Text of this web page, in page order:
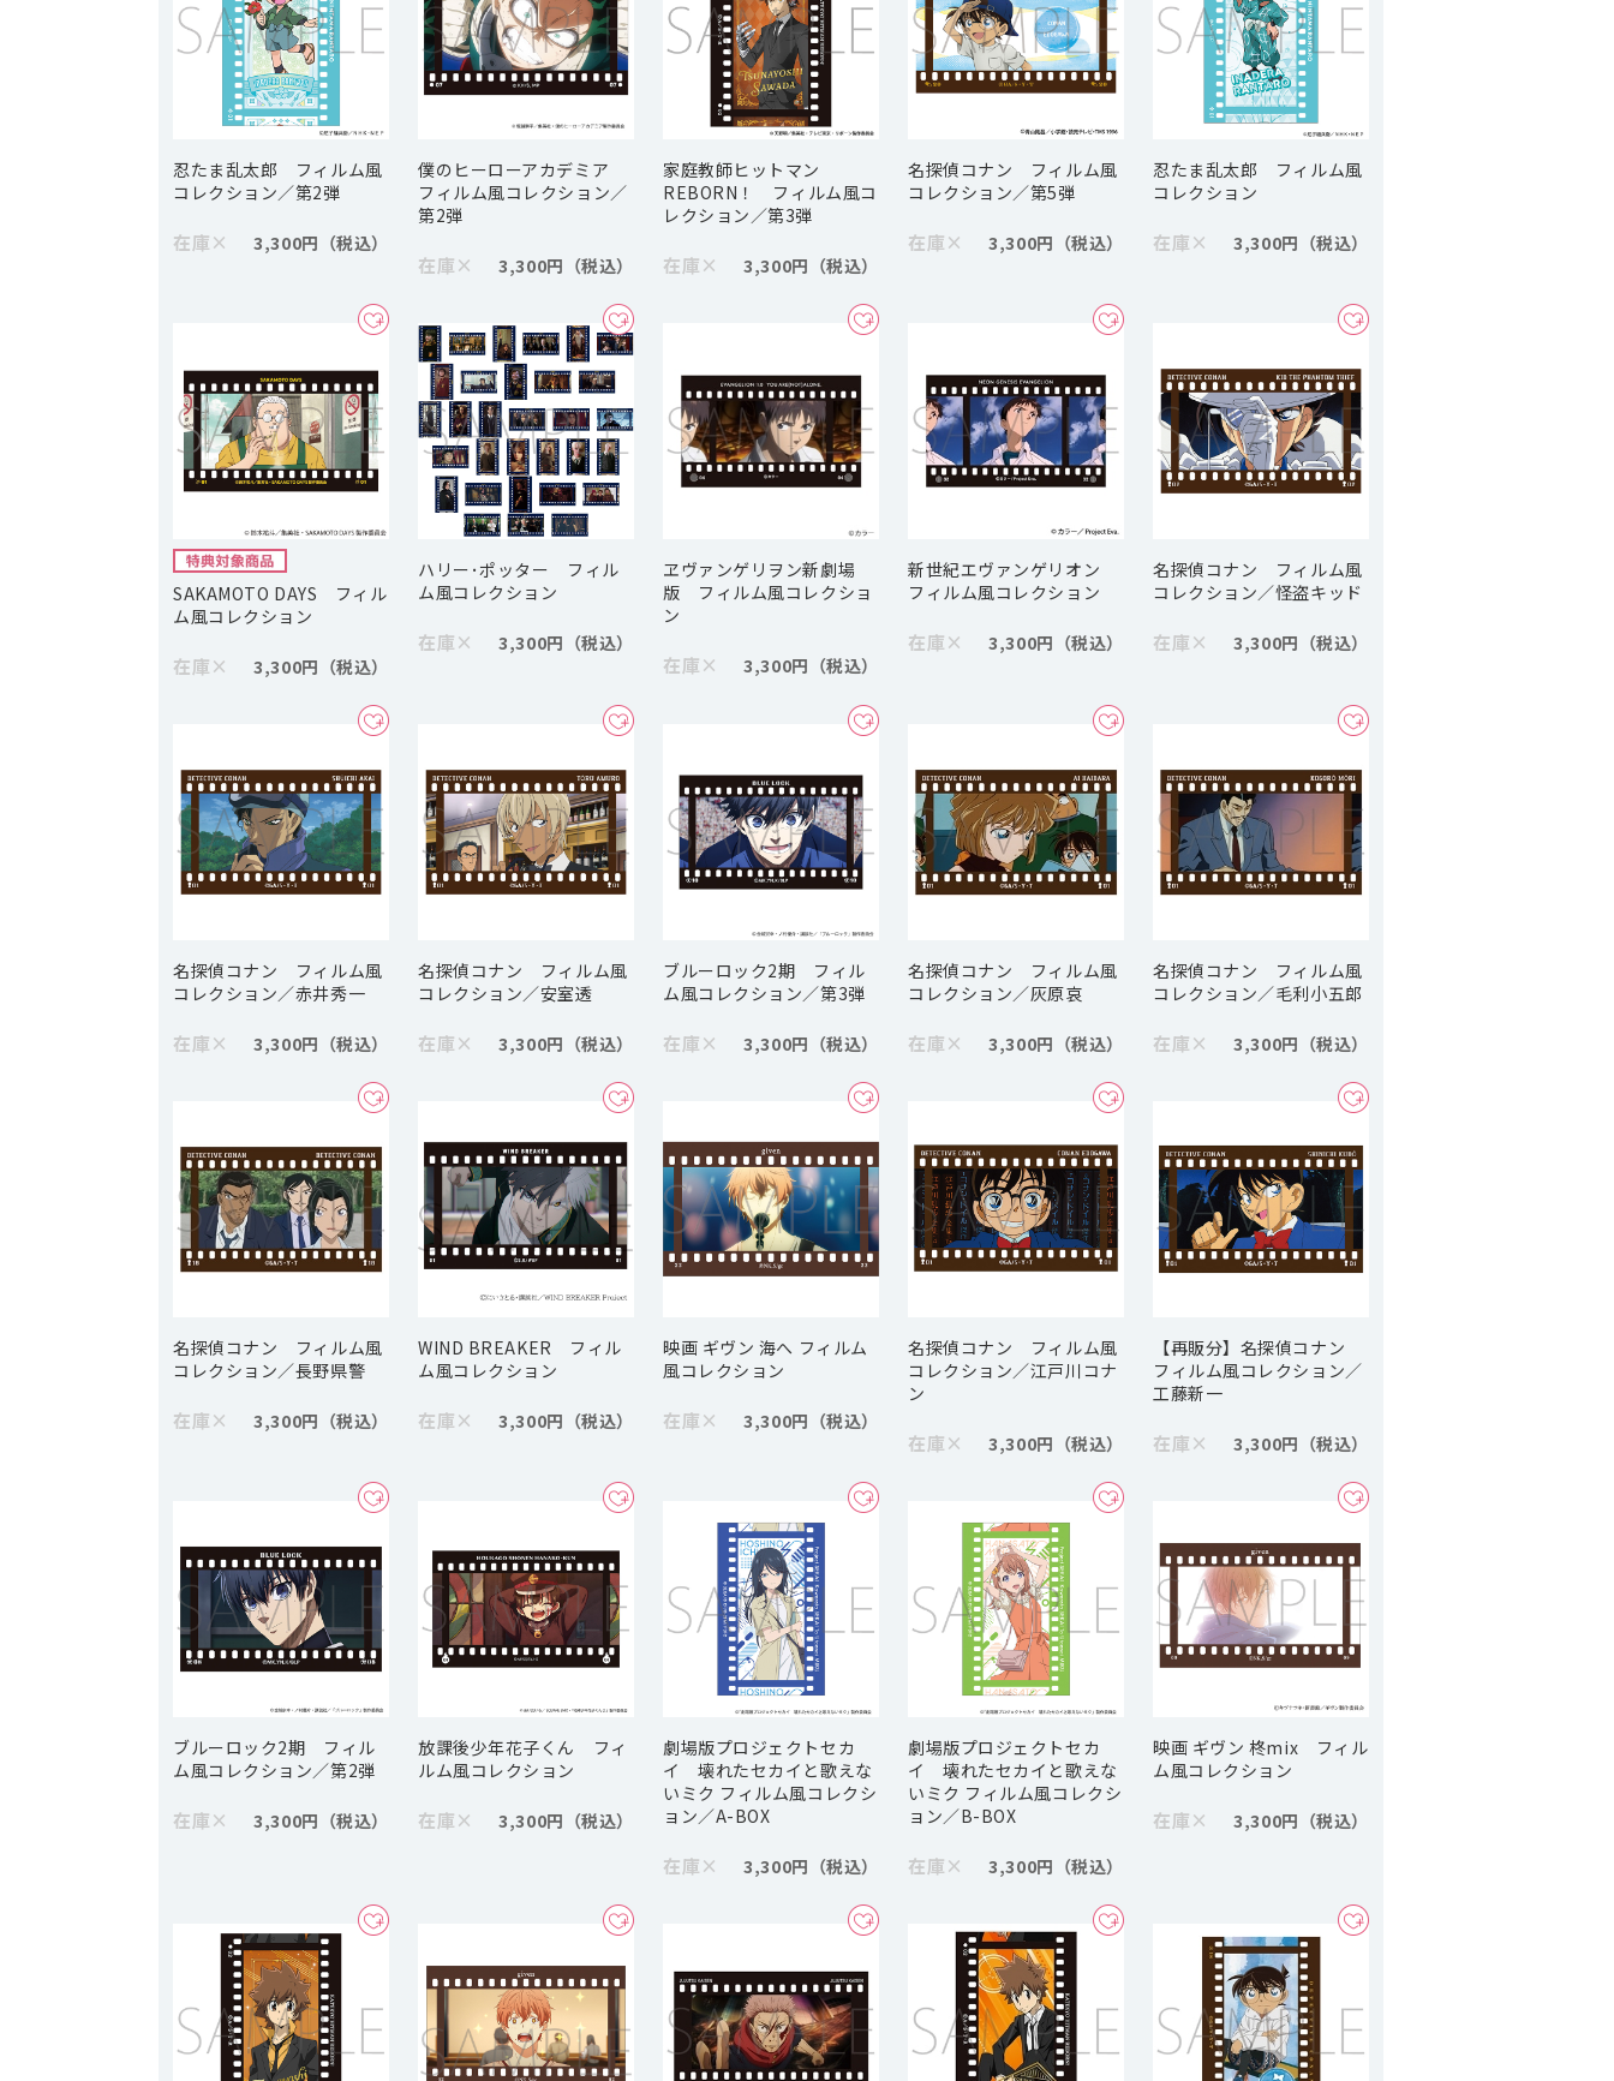
忍たま乱太郎 フィルム風
コレクション／第2弾
在庫× 3,300円
僕のヒーローアカデミア
フィルム風コレクション／
第2弾
在庫× 3,300円
家庭教師ヒットマン
REBORN！ フィルム風コ
レクション／第3弾
在庫× 3,300円
名探偵コナン フィルム風
コレクション／第5弾
在庫× 3,300円
忍たま乱太郎 フィルム風
コレクション
在庫× 3,300円
SAKAMOTO DAYS フィル
ム風コレクション
在庫× 3,300円
ハリー･ポッター フィル
ム風コレクション
在庫× 3,300円
ヱヴァンゲリヲン新劇場
版 フィルム風コレクショ
ン
在庫× 3,300円
新世紀エヴァンゲリオン
フィルム風コレクション
在庫× 3,300円
名探偵コナン フィルム風
コレクション／怪盗キッド
在庫× 3,300円
名探偵コナン フィルム風
コレクション／赤井秀一
在庫× 3,300円
名探偵コナン フィルム風
コレクション／安室透
在庫× 3,300円
ブルーロック2期 フィル
ム風コレクション／第3弾
在庫× 3,300円
名探偵コナン フィルム風
コレクション／灰原哀
在庫× 3,300円
名探偵コナン フィルム風
コレクション／毛利小五郎
在庫× 3,300円
名探偵コナン フィルム風
コレクション／長野県警
在庫× 3,300円
WIND BREAKER フィル
ム風コレクション
在庫× 3,300円
映画 ギヴン 海へ フィルム
風コレクション
在庫× 3,300円
名探偵コナン フィルム風
コレクション／江戸川コナ
ン
在庫× 3,300円
【再販分】名探偵コナン
フィルム風コレクション／
工藤新一
在庫× 3,300円
ブルーロック2期 フィル
ム風コレクション／第2弾
在庫× 3,300円
放課後少年花子くん フィ
ルム風コレクション
在庫× 3,300円
劇場版プロジェクトセカ
イ 壊れたセカイと歌えな
いミク フィルム風コレクシ
ョン／A-BOX
在庫× 3,300円
劇場版プロジェクトセカ
イ 壊れたセカイと歌えな
いミク フィルム風コレクシ
ョン／B-BOX
在庫× 3,300円
映画 ギヴン 柊mix フィル
ム風コレクション
在庫× 3,300円